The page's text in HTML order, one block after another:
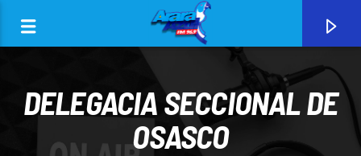
DELEGACIA SECCIONAL DE
OSASCO